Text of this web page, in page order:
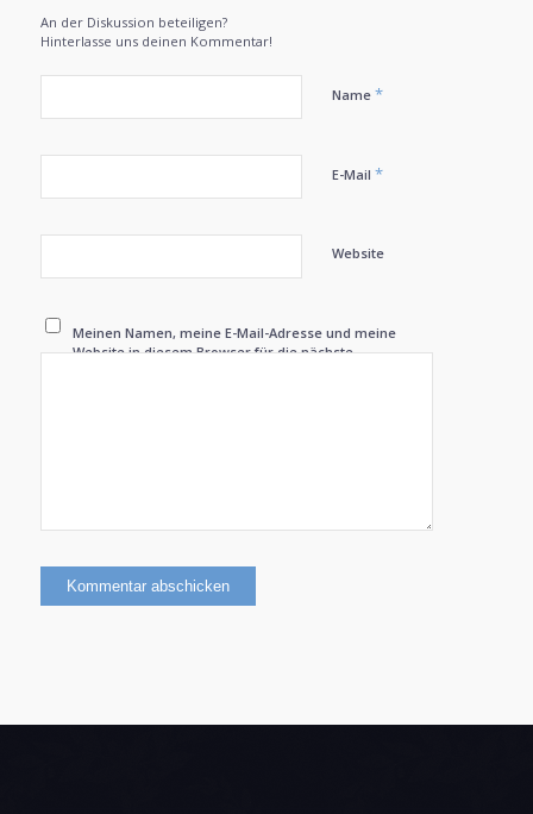
An der Diskussion beteiligen?
Hinterlasse uns deinen Kommentar!
Name *
E-Mail *
Website
Meinen Namen, meine E-Mail-Adresse und meine
Website in diesem Browser für die nächste